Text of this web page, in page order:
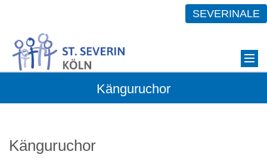
SEVERINALE
Känguruchor
Känguruchor